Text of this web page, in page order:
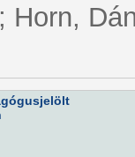
Horn,